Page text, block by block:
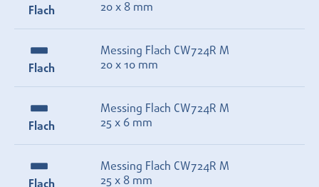
Flach
20 x 8 mm
Flach
Messing Flach CW724R M
20 x 10 mm
Flach
Messing Flach CW724R M
25 x 6 mm
Flach
Messing Flach CW724R M
25 x 8 mm